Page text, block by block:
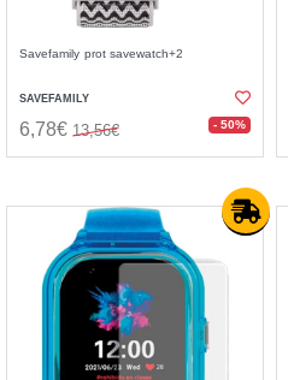
Savefamily prot savewatch+2
SAVEFAMILY
6,78€ 13,56€ - 50%